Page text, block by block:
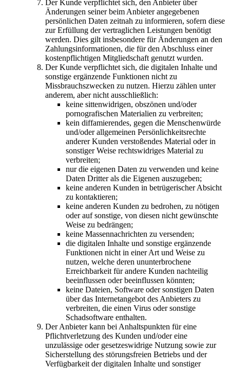
Der Kunde verpflichtet sich, den Anbieter über
Änderungen seiner beim Anbieter angegebenen
persönlichen Daten zeitnah zu informieren, sofern diese
zur Erfüllung der vertraglichen Leistungen benötigt
werden. Dies gilt insbesondere für Änderungen an den
Zahlungsinformationen, die für den Abschluss einer
kostenpflichtigen Mitgliedschaft genutzt wurden.
Der Kunde verpflichtet sich, die digitalen Inhalte und
sonstige ergänzende Funktionen nicht zu
Missbrauchszwecken zu nutzen. Hierzu zählen unter
anderem, aber nicht ausschließlich:
keine sittenwidrigen, obszönen und/oder
pornografischen Materialien zu verbreiten;
kein diffamierendes, gegen die Menschenwürde
und/oder allgemeinen Persönlichkeitsrechte
anderer Kunden verstoßendes Material oder in
sonstiger Weise rechtswidriges Material zu
verbreiten;
nur die eigenen Daten zu verwenden und keine
Daten Dritter als die Eigenen auszugeben;
keine anderen Kunden in betrügerischer Absicht
zu kontaktieren;
keine anderen Kunden zu bedrohen, zu nötigen
oder auf sonstige, von diesen nicht gewünschte
Weise zu bedrängen;
keine Massennachrichten zu versenden;
die digitalen Inhalte und sonstige ergänzende
Funktionen nicht in einer Art und Weise zu
nutzen, welche deren ununterbrochene
Erreichbarkeit für andere Kunden nachteilig
beeinflussen oder beeinflussen könnten;
keine Dateien, Software oder sonstigen Daten
über das Internetangebot des Anbieters zu
verbreiten, die einen Virus oder sonstige
Schadsoftware enthalten.
Der Anbieter kann bei Anhaltspunkten für eine
Pflichtverletzung des Kunden und/oder eine
unzulässige oder gesetzeswidrige Nutzung sowie zur
Sicherstellung des störungsfreien Betriebs und der
Verfügbarkeit der digitalen Inhalte und sonstiger